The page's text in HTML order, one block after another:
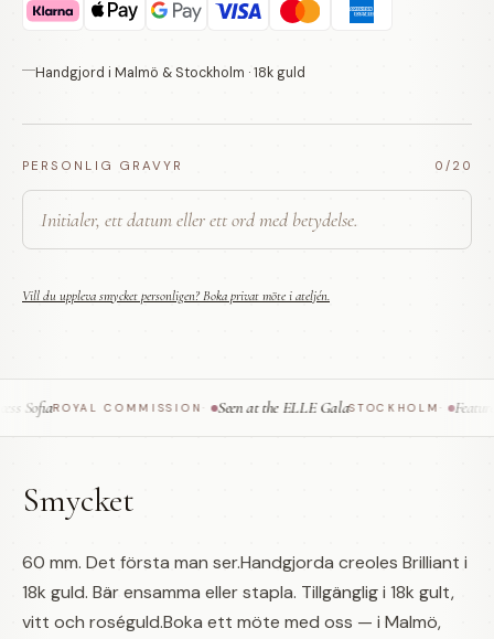
Handgjord i Malmö & Stockholm · 18k guld
PERSONLIG GRAVYR 0 /20
Vill du uppleva smycket personligen? Boka privat möte i ateljén.
SofiaROYAL COMMISSION · Seen at the ELLE GalaSTOCKHOLM ·
Smycket
60 mm. Det första man ser.Handgjorda creoles Brilliant i
18k guld. Bär ensamma eller stapla. Tillgänglig i 18k gult,
vitt och roséguld.Boka ett möte med oss — i Malmö,